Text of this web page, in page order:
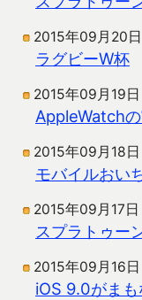
2015年09月20日
ラグビーW杯
2015年09月19日
AppleWatch
2015年09月18日
モバイルおい
2015年09月17日
スプラトゥー
2015年09月16日
iOS 9.0がま